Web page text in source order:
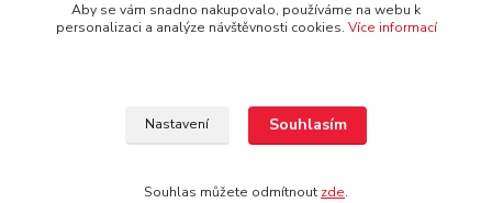
Po-Pá 9:30 - 17:30
Aby se vám snadno nakupovalo, používáme na webu k
personalizaci a analýze návštěvnosti cookies. Více informací
Nastavení Souhlasím
Souhlas můžete odmítnout zde.